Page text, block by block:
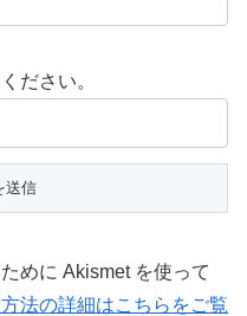
ださい。
めに Akismet を使って
法の詳細はこちらをご覧